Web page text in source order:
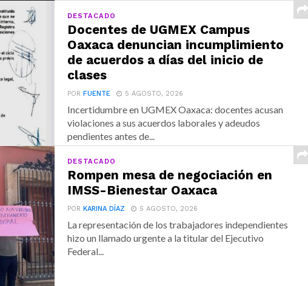
DESTACADO
Docentes de UGMEX Campus
Oaxaca denuncian incumplimiento
de acuerdos a días del inicio de
clases
POR FUENTE 5 AGOSTO, 2026
Incertidumbre en UGMEX Oaxaca: docentes acusan
violaciones a sus acuerdos laborales y adeudos
pendientes antes de...
DESTACADO
Rompen mesa de negociación en
IMSS-Bienestar Oaxaca
POR KARINA DÍAZ 5 AGOSTO, 2026
La representación de los trabajadores independientes
hizo un llamado urgente a la titular del Ejecutivo
Federal...